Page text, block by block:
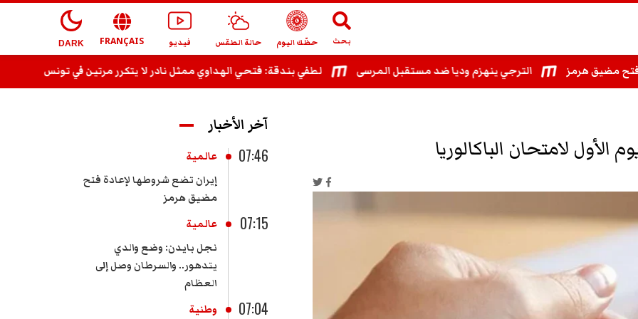
بحث حظّك اليوم حالة الطقس فيديو FRANÇAIS
DARK
لطفي بندقة: فتحي الهداوي ممثل نادر لا يتكرر مرتين في تونس الترجي ينهزم وديا ضد مستقبل المرسى هرمز
لامتحان الباكالوريا
آخر الأخبار
07:46
عالمية
إيران تضع شروطها لإعادة فتح
مضيق هرمز
07:15
عالمية
نجل بايدن: وضع والدي
يتدهور.. والسرطان وصل إلى
العظام
07:04
وطنية